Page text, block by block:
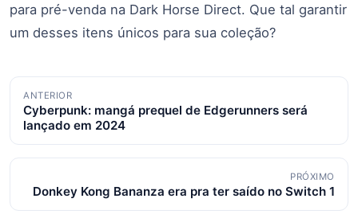
para pré-venda na Dark Horse Direct. Que tal garantir
um desses itens únicos para sua coleção?
Navegação
de
posts
ANTERIOR
Cyberpunk: mangá prequel de Edgerunners será
lançado em 2024
PRÓXIMO
Donkey Kong Bananza era pra ter saído no Switch 1